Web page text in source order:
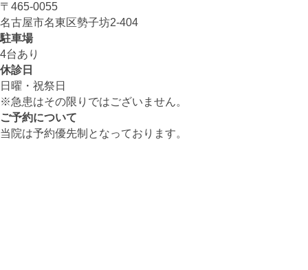
〒465-0055
名古屋市名東区勢子坊2-404
駐車場
4台あり
休診日
日曜・祝祭日
※急患はその限りではございません。
ご予約について
当院は予約優先制となっております。